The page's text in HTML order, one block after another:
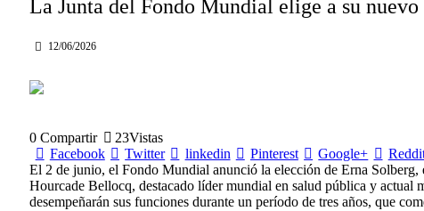
La Junta del Fondo Mundial elige a su
12/06/2026
0Compartir 23Vistas
Facebook
Twitter linkedin Pinterest Google+
El 2 de junio, el Fondo Mundial anunció la elección de Erna
Hourcade Bellocq, destacado líder mundial en salud pública y
desempeñarán sus funciones durante un período de tres años, que